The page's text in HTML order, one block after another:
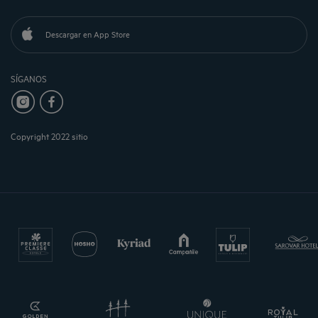
Descargar en App Store
SÍGANOS
Copyright 2022 sitio